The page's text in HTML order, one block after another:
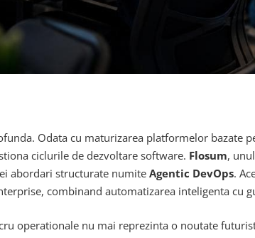
Odata cu maturizarea platformelor bazate
ciclurile de dezvoltare software. Flosum,
abordari structurate numite Agentic DevOps.
combinand automatizarea inteligenta cu
operationale nu mai reprezinta o noutate